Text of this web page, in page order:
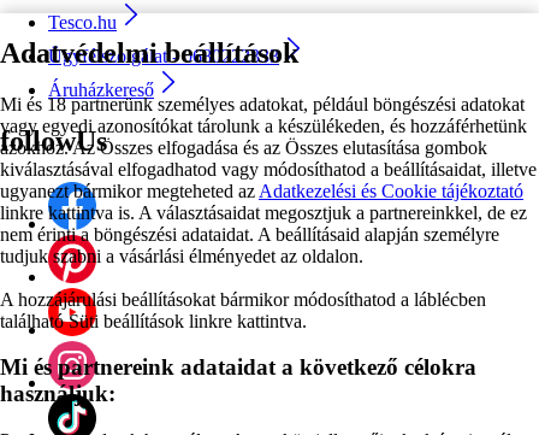
Adatvédelmi beállítások
Mi és 18 partnerünk személyes adatokat, például böngészési adatokat
vagy egyedi azonosítókat tárolunk a készülékeden, és hozzáférhetünk
azokhoz. Az Összes elfogadása és az Összes elutasítása gombok
kiválasztásával elfogadhatod vagy módosíthatod a beállításaidat, illetve
ugyanezt bármikor megteheted az Adatkezelési és Cookie tájékoztató
linkre kattintva is. A választásaidat megosztjuk a partnereinkkel, de ez
nem érinti a böngészési adataidat. A beállításaid alapján személyre
tudjuk szabni a vásárlási élményedet az oldalon.
A hozzájárulási beállításokat bármikor módosíthatod a láblécben
található Süti beállítások linkre kattintva.
Mi és partnereink adataidat a következő célokra
használjuk:
Tesco.hu
Ügyfélszolgálat - 0680222333
Áruházkereső
followUs